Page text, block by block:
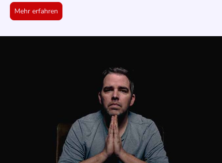
Mehr erfahren